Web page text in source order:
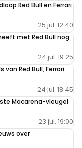
Red Bull en Ferrari
25 jul. 12:40
met Red Bull nog
24 jul. 19:25
van Red Bull, Ferrari
24 jul. 18:45
Macarena-vleugel
23 jul. 19:00
over